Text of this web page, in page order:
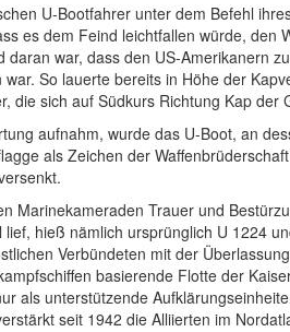
U-Bootfahrer unter dem Befehl
es dem Feind leichtfallen würde, den
daran war, dass den US-Amerikanern
So lauerte bereits in Höhe der
die sich auf Südkurs Richtung Kap der
aufnahm, wurde das U-Boot, an
als Zeichen der
Marinekameraden Trauer und
hieß nämlich ursprünglich U 1224
Verbündeten mit der
basierende Flotte der
als unterstützende
seit 1942 die Alliierten im